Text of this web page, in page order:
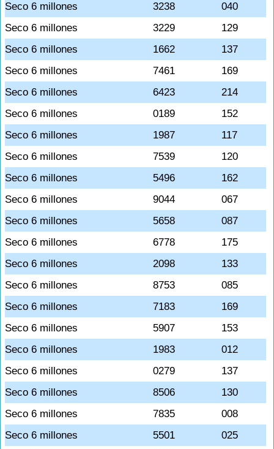
Seco 6 millones
3238
040
Seco 6 millones
3229
129
Seco 6 millones
1662
137
Seco 6 millones
7461
169
Seco 6 millones
6423
214
Seco 6 millones
0189
152
Seco 6 millones
1987
117
Seco 6 millones
7539
120
Seco 6 millones
5496
162
Seco 6 millones
9044
067
Seco 6 millones
5658
087
Seco 6 millones
6778
175
Seco 6 millones
2098
133
Seco 6 millones
8753
085
Seco 6 millones
7183
169
Seco 6 millones
5907
153
Seco 6 millones
1983
012
Seco 6 millones
0279
137
Seco 6 millones
8506
130
Seco 6 millones
7835
008
Seco 6 millones
5501
025